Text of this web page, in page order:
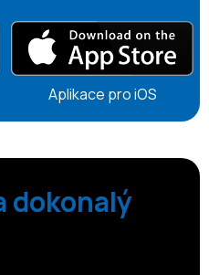
Aplikace pro iOS
dokonalý